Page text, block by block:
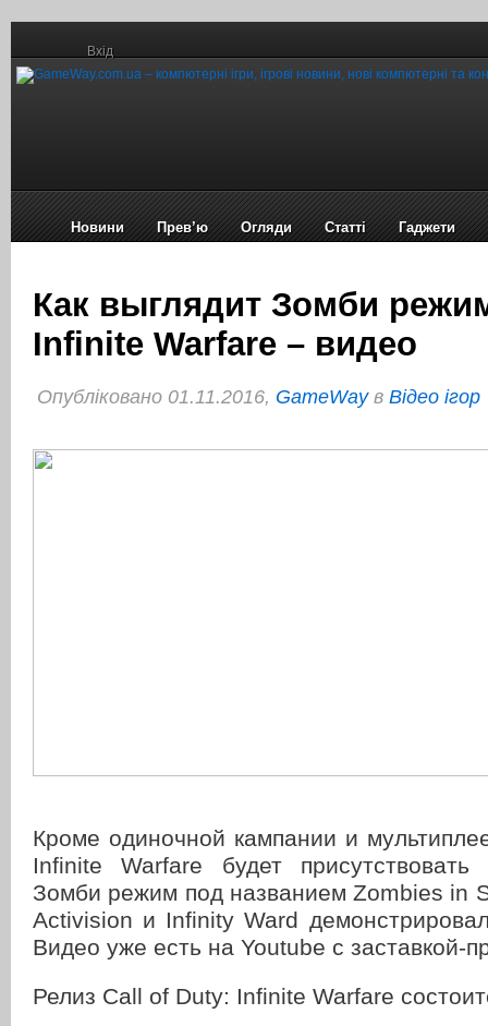
Вхід
Новини Прев’ю Огляди Статті Гаджети
Как выглядит Зомби
Infinite Warfare – видео
Опубліковано 01.11.2016, GameWayв Відео ігор
Кроме одиночной кампании и
Infinite Warfare будет
Зомби режим под названием Zombies in
Activision и Infinity Ward
Видео уже есть на Youtube с заставкой-
Релиз Call of Duty: Infinite Warfare